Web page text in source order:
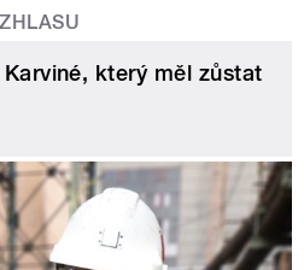
který měl zůstat